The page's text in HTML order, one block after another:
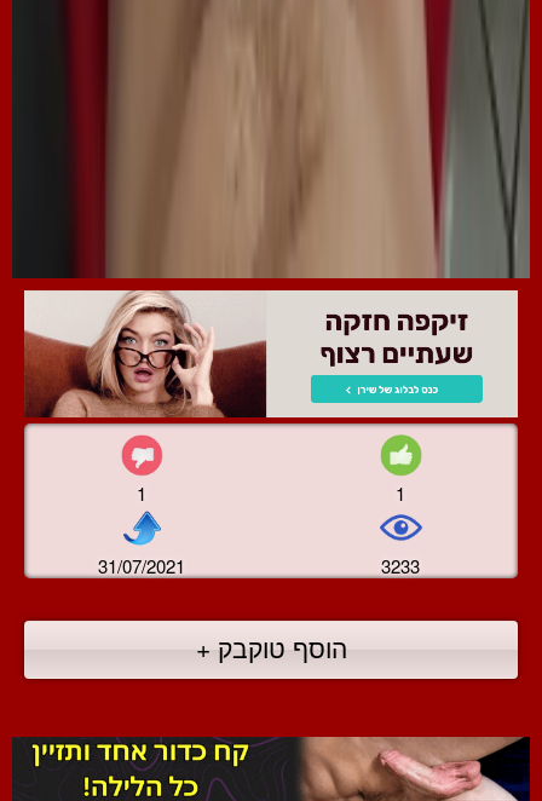
1 1
31/07/2021 3233
הוסף טוקבק +